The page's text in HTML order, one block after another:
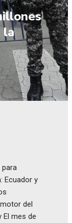
la
para
Ecuador y
del
El mes de